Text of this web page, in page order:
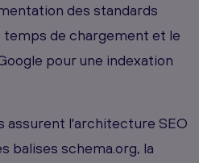
des standards
de chargement et le
pour une indexation
assurent l'architecture SEO
balises schema.org, la